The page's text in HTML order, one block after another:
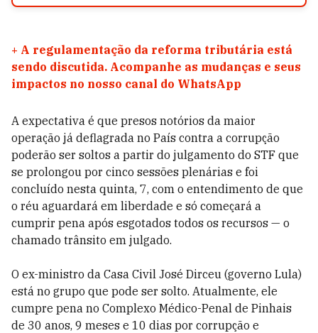
+ A regulamentação da reforma tributária está
sendo discutida. Acompanhe as mudanças e seus
impactos no nosso canal do WhatsApp
A expectativa é que presos notórios da maior
operação já deflagrada no País contra a corrupção
poderão ser soltos a partir do julgamento do STF que
se prolongou por cinco sessões plenárias e foi
concluído nesta quinta, 7, com o entendimento de que
o réu aguardará em liberdade e só começará a
cumprir pena após esgotados todos os recursos — o
chamado trânsito em julgado.
O ex-ministro da Casa Civil José Dirceu (governo Lula)
está no grupo que pode ser solto. Atualmente, ele
cumpre pena no Complexo Médico-Penal de Pinhais
de 30 anos, 9 meses e 10 dias por corrupção e